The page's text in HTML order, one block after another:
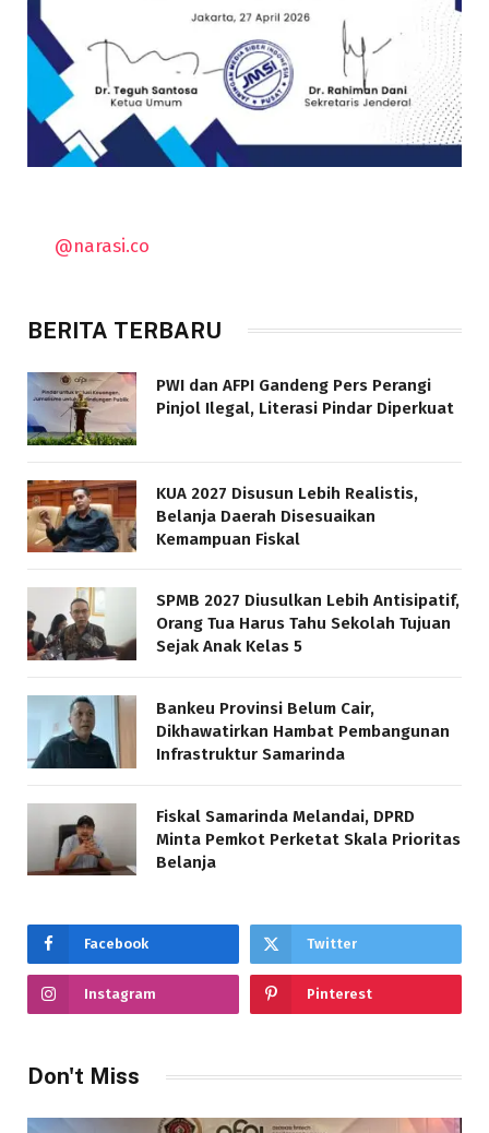
@narasi.co
BERITA TERBARU
PWI dan AFPI Gandeng Pers Perangi
Pinjol Ilegal, Literasi Pindar Diperkuat
KUA 2027 Disusun Lebih Realistis,
Belanja Daerah Disesuaikan
Kemampuan Fiskal
SPMB 2027 Diusulkan Lebih Antisipatif,
Orang Tua Harus Tahu Sekolah Tujuan
Sejak Anak Kelas 5
Bankeu Provinsi Belum Cair,
Dikhawatirkan Hambat Pembangunan
Infrastruktur Samarinda
Fiskal Samarinda Melandai, DPRD
Minta Pemkot Perketat Skala Prioritas
Belanja
Facebook Twitter
Instagram Pinterest
Don't Miss